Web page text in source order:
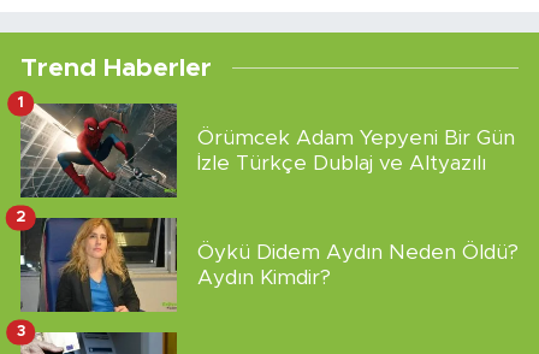
Trend Haberler
Örümcek Adam Yepyeni Bir Gün
İzle Türkçe Dublaj ve Altyazılı
1
Öykü Didem Aydın Neden Öldü?
Aydın Kimdir?
2
3